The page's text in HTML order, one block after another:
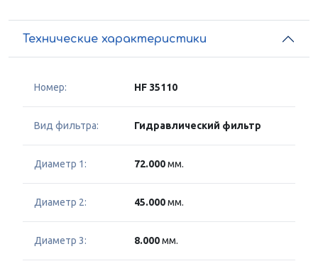
Технические характеристики
Номер: HF 35110
Вид фильтра: Гидравлический фильтр
Диаметр 1: 72.000мм.
Диаметр 2: 45.000мм.
Диаметр 3: 8.000мм.